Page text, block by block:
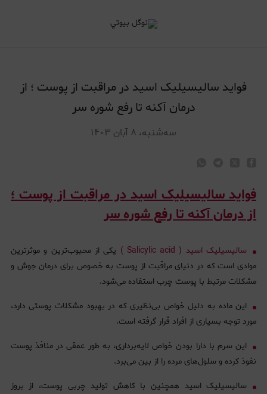
فواید سالیسیلیک اسید در مراقبت از پوست ؛ از
درمان آکنه تا رفع شوره سر
سه‌شنبه، ۸ آبان ۱۴۰۳
فواید سالیسیلیک اسید در مراقبت از پوست ؛
از درمان آکنه تا رفع شوره سر
سالیسیلیک اسید ( Salicylic acid )
یکی از محبوب‌ترین و موثرترین
موادی است که در دنیای مراقبت از پوست به خصوص برای درمان جوش و
مشکلات مرتبط با پوست چرب استفاده می‌شود.
این ماده به دلیل خواص بی‌نظیری که در بهبود مشکلات پوستی دارد،
مورد توجه بسیاری از افراد قرار گرفته است.
این سرم با دارا بودن خواص لایه‌برداری، به طور عمقی در منافذ پوست
نفوذ کرده و سلول‌های مرده را از بین می‌برد.
سالیسیلیک اسید همچنین با کاهش تولید چربی پوست، از بروز